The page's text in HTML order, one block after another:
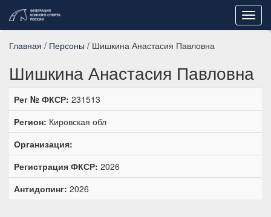
Главная / Персоны / Шишкина Анастасия Павловна
Шишкина Анастасия Павловна
Рег № ФКСР: 231513
Регион: Кировская обл
Организация:
Регистрация ФКСР: 2026
Антидопинг: 2026